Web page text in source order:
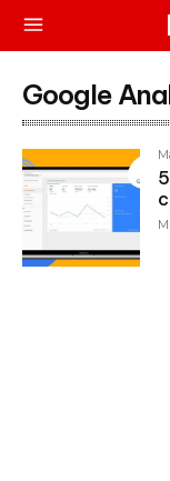
Google